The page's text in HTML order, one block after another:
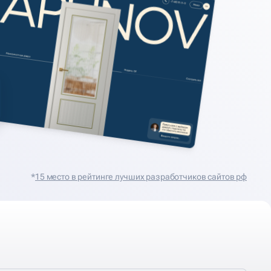
*15 место в рейтинге лучших разработчиков сайтов рф